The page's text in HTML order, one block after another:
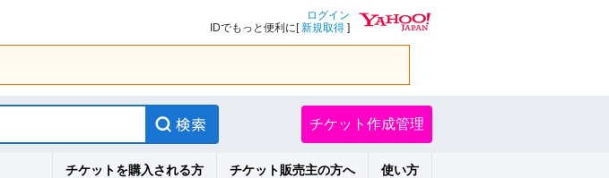
ログイン
IDでもっと便利に[新規取得 ]
チケット作成管理
チケットを購入される方 チケット販売主の方へ 使い方